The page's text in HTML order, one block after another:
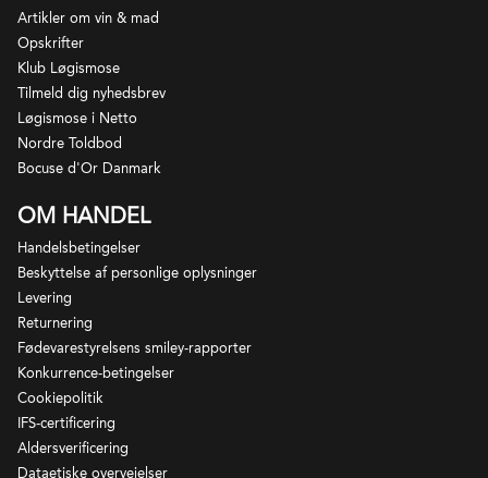
Artikler om vin & mad
Opskrifter
Klub Løgismose
Tilmeld dig nyhedsbrev
Løgismose i Netto
Nordre Toldbod
Bocuse d'Or Danmark
OM HANDEL
Handelsbetingelser
Beskyttelse af personlige oplysninger
Levering
Returnering
Fødevarestyrelsens smiley-rapporter
Konkurrence-betingelser
Cookiepolitik
IFS-certificering
Aldersverificering
Dataetiske overvejelser